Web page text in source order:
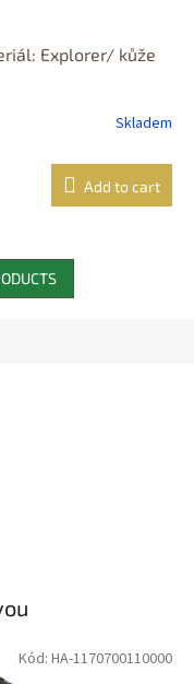
Explorer/ kůže
Skladem
Add to cart
Kód: HA-1170700110000